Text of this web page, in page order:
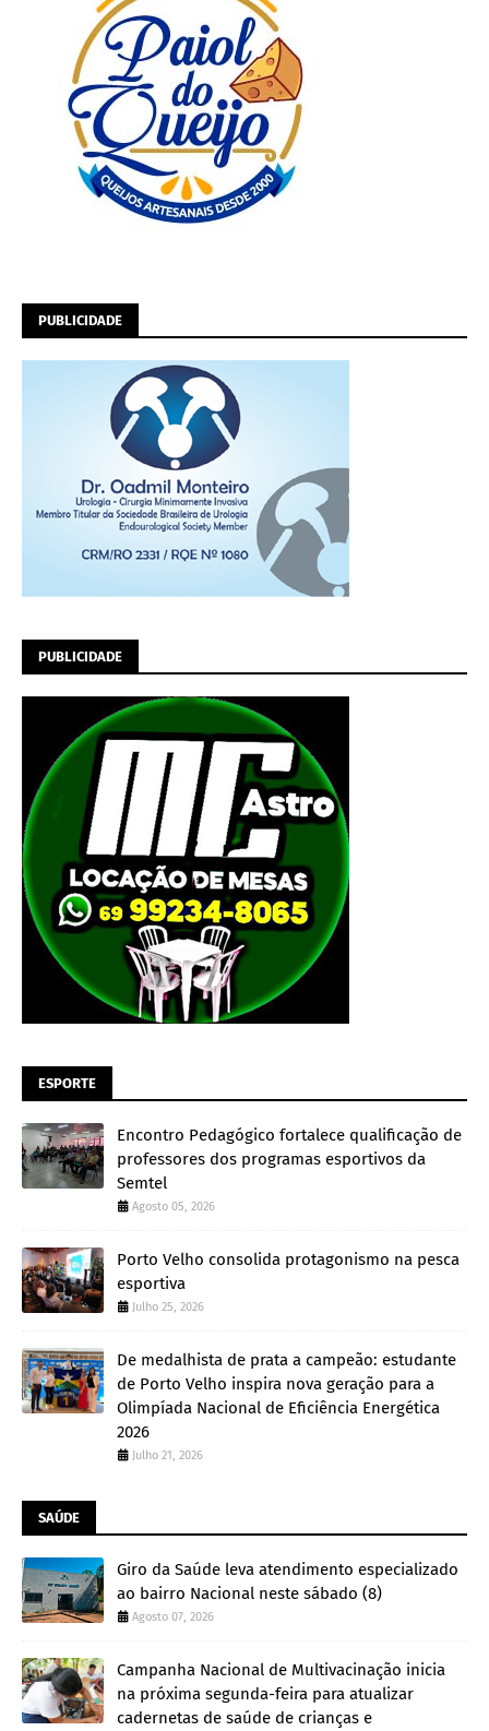
PUBLICIDADE
PUBLICIDADE
ESPORTE
Encontro Pedagógico fortalece qualificação de
professores dos programas esportivos da
Semtel
Agosto 05, 2026
Porto Velho consolida protagonismo na pesca
esportiva
Julho 25, 2026
De medalhista de prata a campeão: estudante
de Porto Velho inspira nova geração para a
Olimpíada Nacional de Eficiência Energética
2026
Julho 21, 2026
SAÚDE
Giro da Saúde leva atendimento especializado
ao bairro Nacional neste sábado (8)
Agosto 07, 2026
Campanha Nacional de Multivacinação inicia
na próxima segunda-feira para atualizar
cadernetas de saúde de crianças e